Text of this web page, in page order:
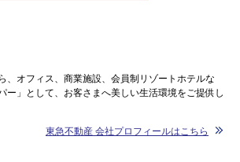
、オフィス、商業施設、会員制リゾートホテルな
ー」として、お客さまへ美しい生活環境をご提供し
東急不動産 会社プロフィールはこちら